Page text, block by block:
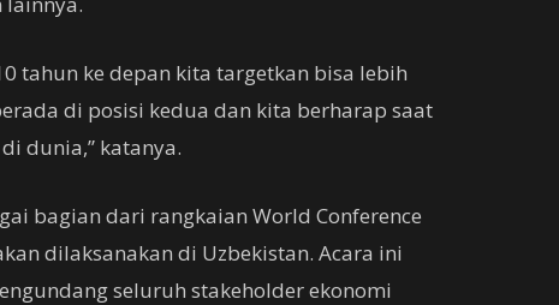
tahun ke depan kita targetkan bisa lebih
di posisi kedua dan kita berharap saat
dunia,” katanya.
bagian dari rangkaian World Conference
dilaksanakan di Uzbekistan. Acara ini
seluruh stakeholder ekonomi